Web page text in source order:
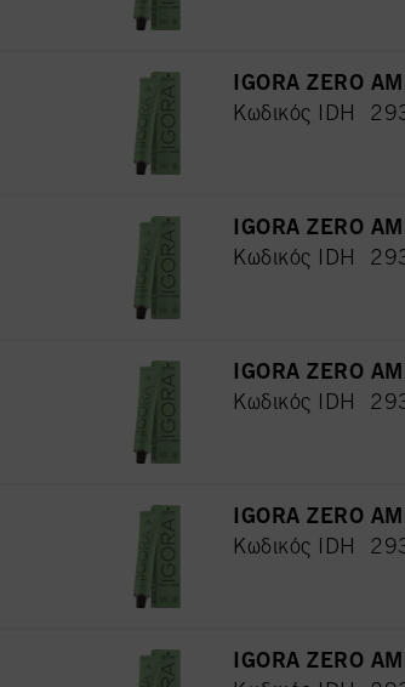
IGORA ZERO
Κωδικός IDH
IGORA ZERO
Κωδικός IDH
IGORA ZERO
Κωδικός IDH
IGORA ZERO
Κωδικός IDH
IGORA ZERO